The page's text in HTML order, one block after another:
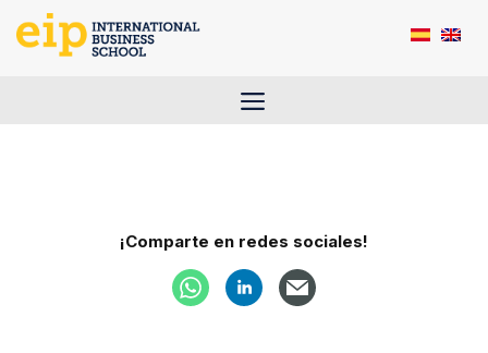
Saltar
Menú
¡Comparte en redes sociales!